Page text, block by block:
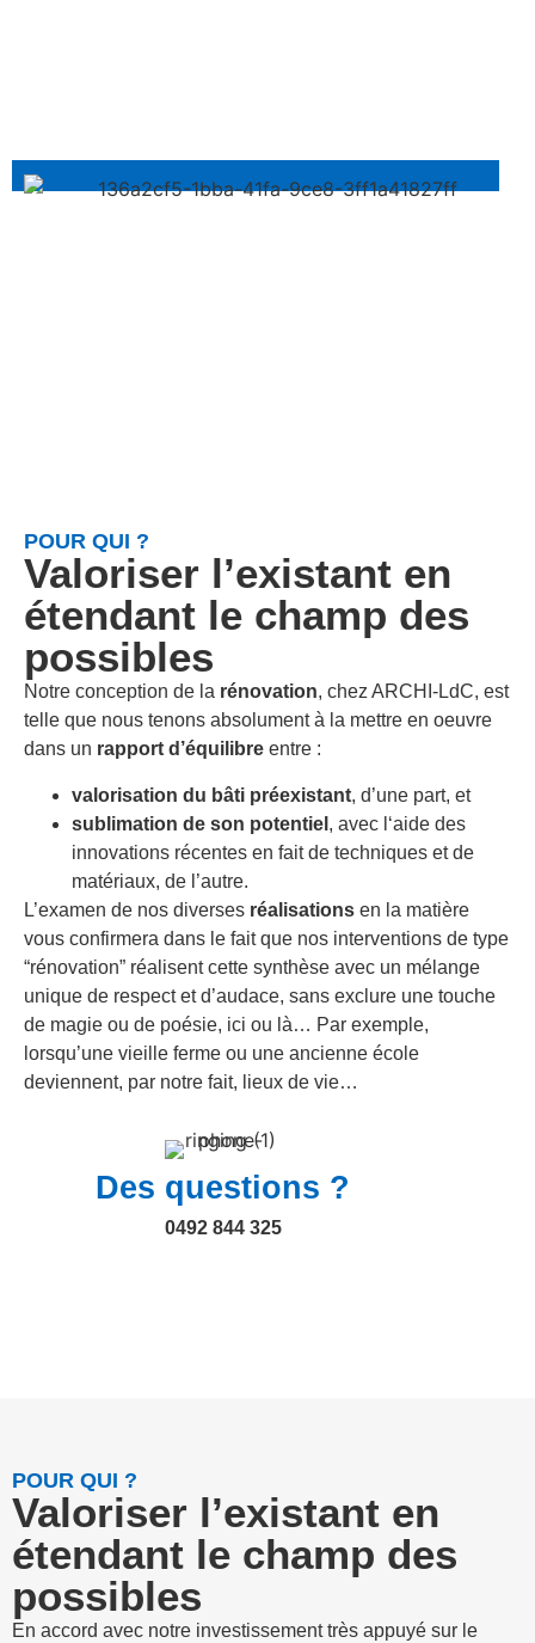
POUR QUI ?
Valoriser l’existant en
étendant le champ des
possibles
Notre conception de la rénovation, chez ARCHI-LdC, est
telle que nous tenons absolument à la mettre en oeuvre
dans un rapport d’équilibre entre :
valorisation du bâti préexistant, d’une part, et
sublimation de son potentiel , avec l‘aide des
innovations récentes en fait de techniques et de
matériaux, de l’autre.
L’examen de nos diverses réalisations en la matière
vous confirmera dans le fait que nos interventions de type
“rénovation” réalisent cette synthèse avec un mélange
unique de respect et d’audace, sans exclure une touche
de magie ou de poésie, ici ou là… Par exemple,
lorsqu’une vieille ferme ou une ancienne école
deviennent, par notre fait, lieux de vie…
Des questions ?
0492 844 325
POUR QUI ?
Valoriser l’existant en
étendant le champ des
possibles
En accord avec notre investissement très appuyé sur le